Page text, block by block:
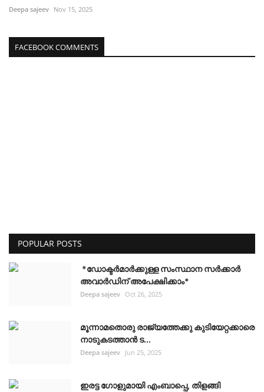
Deepa sajeev Nov 15, 2025
FACEBOOK COMMENTS
POPULAR POSTS
*ഡോക്ടർമാർക്കുള്ള സംസ്ഥാന സർക്കാർ
അവാർഡിന് അപേക്ഷിക്കാം*
Deepa sajeev Oct 26, 2025
മൂന്നാമതൊരു രാജ്യത്തേക്കു കുടിയേറ്റക്കാരെ
നാടുകടത്താൻ ട...
Deepa sajeev Jun 25, 2025
ഇരട്ട ഗോളുമായി എംബാപ്പെ, തിളങ്ങി